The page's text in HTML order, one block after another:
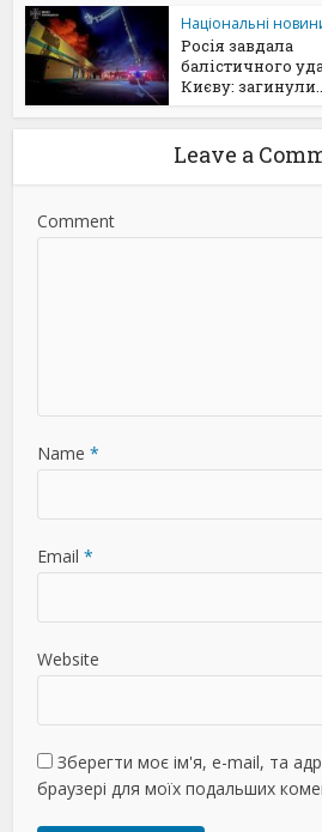
Національні
Росія завдала
балістичного
Києву:
Leave a
Comment
Name *
Email *
Website
Зберегти моє ім'я, e-mail, та
браузері для моїх подальших